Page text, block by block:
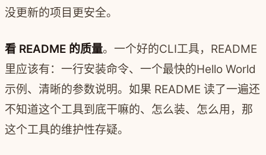
没更新的项目更安全。
看 README 的质量。一个好的CLI工具，README
里应该有：一行安装命令、一个最快的Hello World
示例、清晰的参数说明。如果 README 读了一遍还
不知道这个工具到底干嘛的、怎么装、怎么用，那
这个工具的维护性存疑。